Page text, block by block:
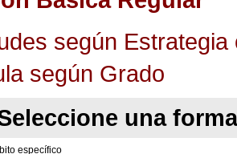
según
según Grado
una
específico